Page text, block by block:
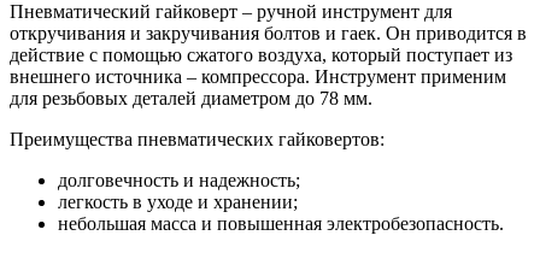
Пневматический гайковерт – ручной инструмент для
откручивания и закручивания болтов и гаек. Он приводится в
действие с помощью сжатого воздуха, который поступает из
внешнего источника – компрессора. Инструмент применим
для резьбовых деталей диаметром до 78 мм.
Преимущества пневматических гайковертов:
долговечность и надежность;
легкость в уходе и хранении;
небольшая масса и повышенная электробезопасность.